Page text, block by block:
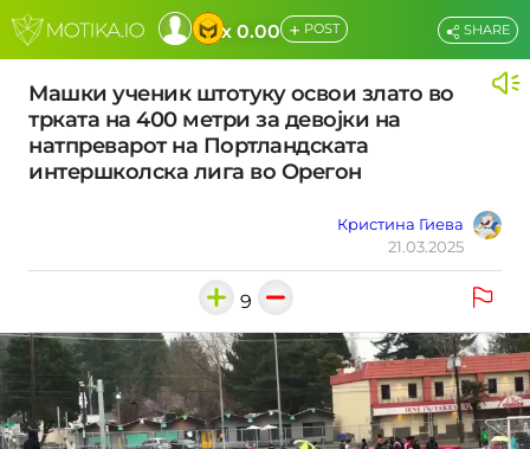
x 0.00 + POST
Машки ученик штотуку освои злато во
трката на 400 метри за девојки на
натпреварот на Портландската
интершколска лига во Орегон
Кристина Гиева
21.03.2025
SHARE
9